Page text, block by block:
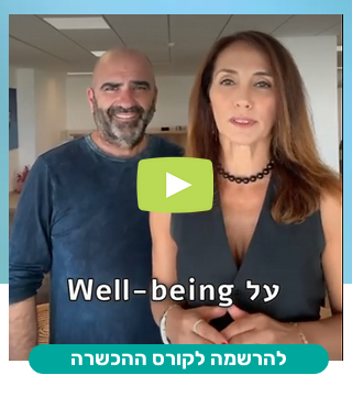
להרשמה לקורס ההכשרה